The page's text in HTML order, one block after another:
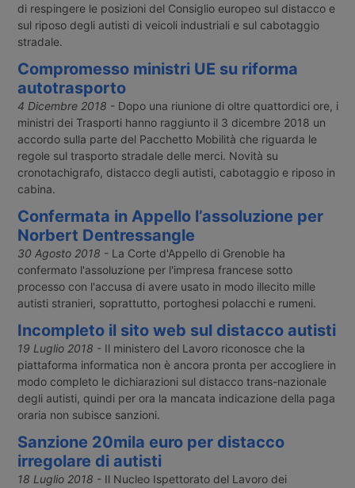
di respingere le posizioni del Consiglio europeo sul distacco e
sul riposo degli autisti di veicoli industriali e sul cabotaggio
stradale.
Compromesso ministri UE su riforma
autotrasporto
4 Dicembre 2018 - Dopo una riunione di oltre quattordici ore, i
ministri dei Trasporti hanno raggiunto il 3 dicembre 2018 un
accordo sulla parte del Pacchetto Mobilità che riguarda le
regole sul trasporto stradale delle merci. Novità su
cronotachigrafo, distacco degli autisti, cabotaggio e riposo in
cabina.
Confermata in Appello l’assoluzione per
Norbert Dentressangle
30 Agosto 2018 - La Corte d'Appello di Grenoble ha
confermato l'assoluzione per l'impresa francese sotto
processo con l'accusa di avere usato in modo illecito mille
autisti stranieri, soprattutto, portoghesi polacchi e rumeni.
Incompleto il sito web sul distacco autisti
19 Luglio 2018 - Il ministero del Lavoro riconosce che la
piattaforma informatica non è ancora pronta per accogliere in
modo completo le dichiarazioni sul distacco trans-nazionale
degli autisti, quindi per ora la mancata indicazione della paga
oraria non subisce sanzioni.
Sanzione 20mila euro per distacco
irregolare di autisti
18 Luglio 2018 - Il Nucleo Ispettorato del Lavoro dei